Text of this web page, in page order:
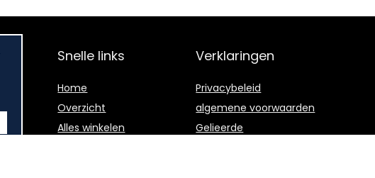
Snelle links
Home
Overzicht
Alles winkelen
Verklaringen
Privacybeleid
algemene voorwaarden
Gelieerde